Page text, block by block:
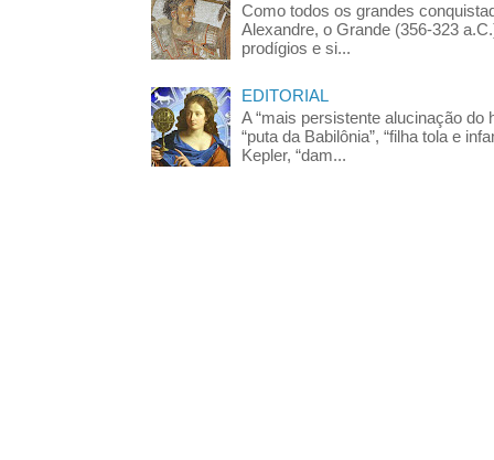
Como todos os grandes
Alexandre, o Grande (356-323
prodígios e si...
EDITORIAL
A “mais persistente alucinação do
“puta da Babilônia”, “filha tola e
Kepler, “dam...